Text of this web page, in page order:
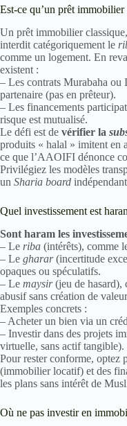
Est-ce qu’un prêt immobilier
Un prêt immobilier
interdit catégoriquement le
comme un logement. En
existent :
– Les contrats Murabaha ou
partenaire (pas en prêteur).
– Les financements
risque est mutualisé.
Le défi est de vérifier la
produits « halal » imitent en
ce que l’AAOIFI dénonce
Privilégiez les modèles
un Sharia board
Quel investissement est
Sont haram les
– Le riba (intérêts), comme
– Le gharar(incertitude
opaques ou spéculatifs.
– Le maysir(jeu de hasard),
abusif sans création de
Exemples concrets :
– Acheter un bien via un
– Investir dans des projets
virtuelle, sans actif tangible).
Pour rester conforme, optez
(immobilier locatif) et des
les plans sans intérêt de
Où ne pas investir en